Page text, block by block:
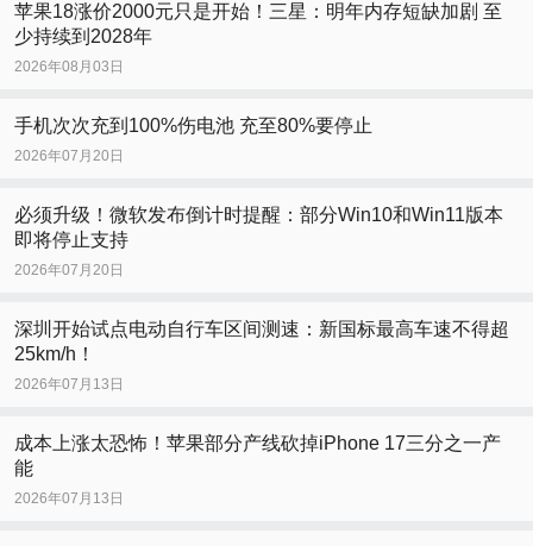
苹果18涨价2000元只是开始！三星：明年内存短缺加剧 至
少持续到2028年
2026年08月03日
手机次次充到100%伤电池 充至80%要停止
2026年07月20日
必须升级！微软发布倒计时提醒：部分Win10和Win11版本
即将停止支持
2026年07月20日
深圳开始试点电动自行车区间测速：新国标最高车速不得超
25km/h！
2026年07月13日
成本上涨太恐怖！苹果部分产线砍掉iPhone 17三分之一产
能
2026年07月13日